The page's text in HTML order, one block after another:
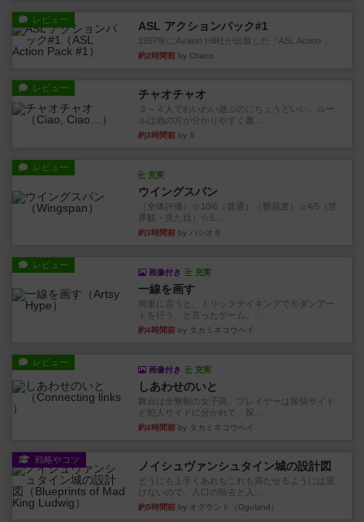
レビュー ASL アクションパック#1
1997年にAvalon Hill社が出版した『ASL Action ...
約2時間前 by Chaco
レビュー チャオチャオ
３～４人でわいわい遊ぶのにちょうどいい。ルー
ルは他の方が分かりやすく書...
約3時間前 by S
レビュー
充実
ウイングスパン
（全体評価）☆10/6（普通）（難易度）☆4/5（世
界観・見た目）☆5...
約3時間前 by ハシオキ
レビュー
画像付き 充実
一線を画す
簡単に言うと、トリックテイキングでモダンアー
トを行う、と言ったゲーム。...
約4時間前 by タカミネコウヘイ
レビュー
画像付き 充実
しあわせのいと
舞台は全寮制の女子高。プレイヤーは探偵サイド
と犯人サイドに分かれて、探...
約4時間前 by タカミネコウヘイ
戦略やコツ ノイシュヴァンシュタイン城の設計図
どうにも上手くあれもこれも満たせるようには置
けないので、入口の除去と入...
約5時間前 by オグランド（Oguland）